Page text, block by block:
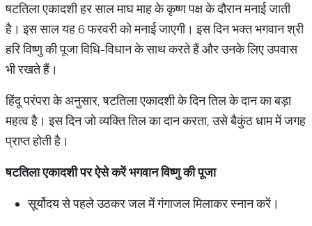
षटतिला एकादशी हर साल माघ माह के कृष्ण पक्ष के दौरान मनाई जाती
है। इस साल यह 6 फरवरी को मनाई जाएगी। इस दिन भक्त भगवान श्री
हरि विष्णु की पूजा विधि-विधान के साथ करते हैं और उनके लिए उपवास
भी रखते हैं।
हिंदू परंपरा के अनुसार, षटतिला एकादशी के दिन तिल के दान का बड़ा
महत्व है। इस दिन जो व्यक्ति तिल का दान करता, उसे बैकुंठ धाम में जगह
प्राप्त होती है।
षटतिला एकादशी पर ऐसे करें भगवान विष्णु की पूजा
सूर्योदय से पहले उठकर जल में गंगाजल मिलाकर स्नान करें।